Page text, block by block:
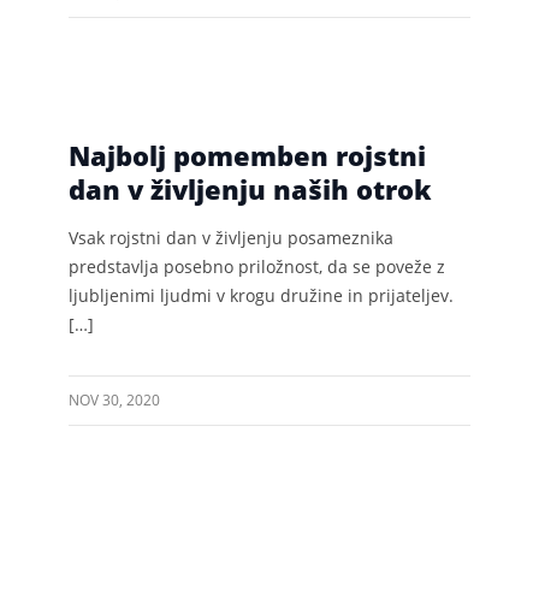
Najbolj pomemben rojstni
dan v življenju naših otrok
Vsak rojstni dan v življenju posameznika
predstavlja posebno priložnost, da se poveže z
ljubljenimi ljudmi v krogu družine in prijateljev.
[…]
NOV 30, 2020